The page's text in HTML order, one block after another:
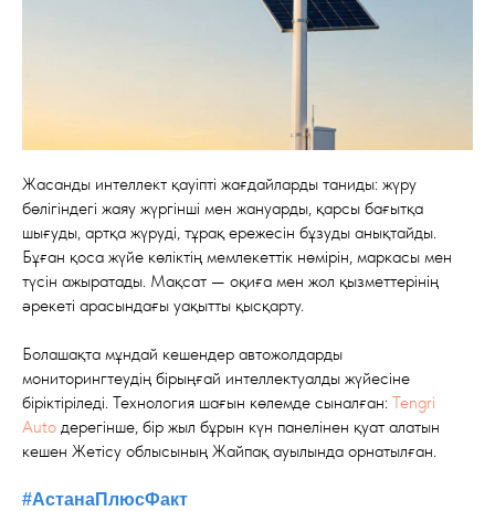
Жасанды интеллект қауіпті жағдайларды таниды: жүру
бөлігіндегі жаяу жүргінші мен жануарды, қарсы бағытқа
шығуды, артқа жүруді, тұрақ ережесін бұзуды анықтайды.
Бұған қоса жүйе көліктің мемлекеттік нөмірін, маркасы мен
түсін ажыратады. Мақсат — оқиға мен жол қызметтерінің
әрекеті арасындағы уақытты қысқарту.
Болашақта мұндай кешендер автожолдарды
мониторингтеудің бірыңғай интеллектуалды жүйесіне
біріктіріледі. Технология шағын көлемде сыналған: Tengri
Auto дерегінше, бір жыл бұрын күн панелінен қуат алатын
кешен Жетісу облысының Жайпақ ауылында орнатылған.
#АстанаПлюсФакт